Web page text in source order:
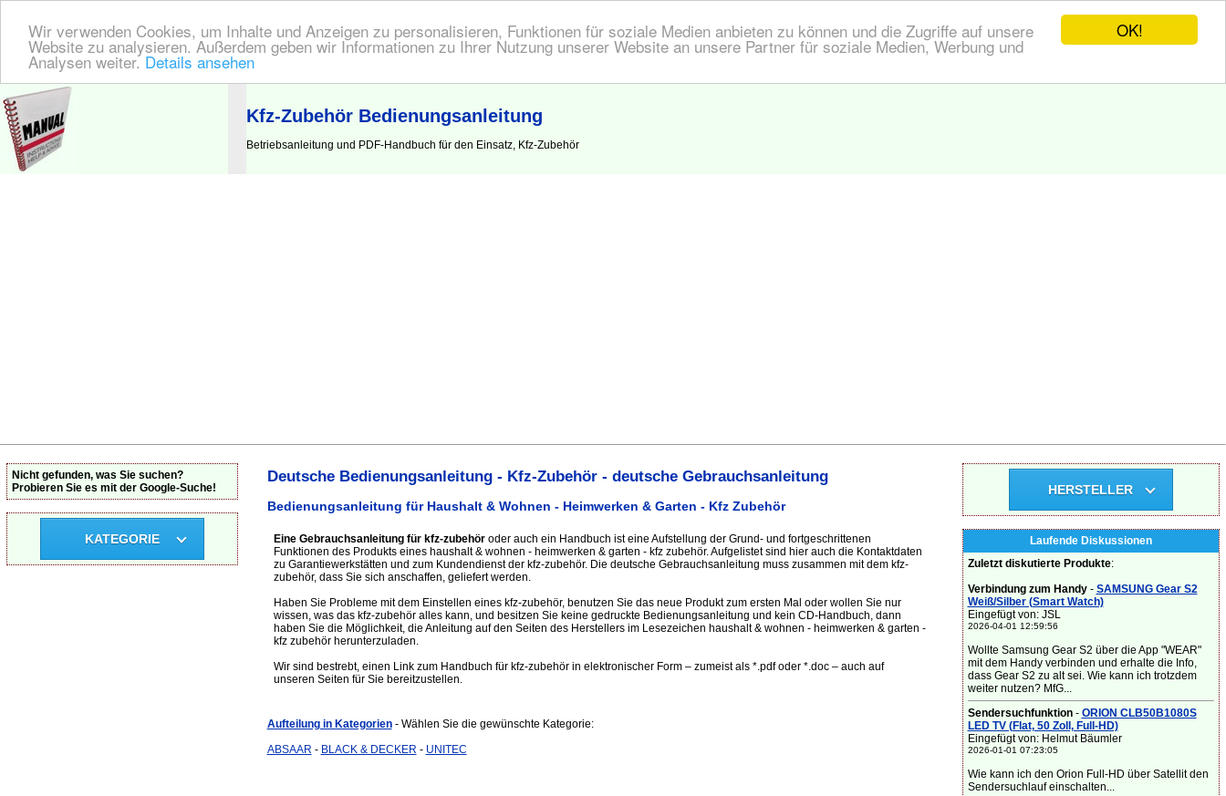
OK!
Wir verwenden Cookies, um Inhalte und Anzeigen zu personalisieren, Funktionen für soziale Medien anbieten zu können und die Zugriffe auf unsere
Website zu analysieren. Außerdem geben wir Informationen zu Ihrer Nutzung unserer Website an unsere Partner für soziale Medien, Werbung und
Analysen weiter. Details ansehen
BEDIENUNGSANLEITUNG | Hier finden Sie die deutsche Anleitung!
Kfz-Zubehör Bedienungsanleitung
Betriebsanleitung und PDF-Handbuch für den Einsatz, Kfz-Zubehör
Deutsche Bedienungsanleitung - Kfz-Zubehör - deutsche Gebrauchsanleitung
Bedienungsanleitung für Haushalt & Wohnen - Heimwerken & Garten - Kfz Zubehör
Eine Gebrauchsanleitung für kfz-zubehöroder auch ein Handbuch ist eine Aufstellung der Grund- und fortgeschrittenen
Funktionen des Produkts eines haushalt & wohnen - heimwerken & garten - kfz zubehör. Aufgelistet sind hier auch die Kontaktdaten
zu Garantiewerkstätten und zum Kundendienst der kfz-zubehör. Die deutsche Gebrauchsanleitung muss zusammen mit dem kfz-
zubehör, dass Sie sich anschaffen, geliefert werden.
Haben Sie Probleme mit dem Einstellen eines kfz-zubehör, benutzen Sie das neue Produkt zum ersten Mal oder wollen Sie nur
wissen, was das kfz-zubehör alles kann, und besitzen Sie keine gedruckte Bedienungsanleitung und kein CD-Handbuch, dann
haben Sie die Möglichkeit, die Anleitung auf den Seiten des Herstellers im Lesezeichen haushalt & wohnen - heimwerken & garten -
kfz zubehör herunterzuladen.
Wir sind bestrebt, einen Link zum Handbuch für kfz-zubehör in elektronischer Form – zumeist als *.pdf oder *.doc – auch auf
unseren Seiten für Sie bereitzustellen.
Aufteilung in Kategorien - Wählen Sie die gewünschte Kategorie:
ABSAAR - BLACK & DECKER - UNITEC
Nicht gefunden, was Sie suchen?
Probieren Sie es mit der Google-Suche!
KATEGORIE
HERSTELLER
Laufende Diskussionen
Zuletzt diskutierte Produkte:
Verbindung zum Handy- SAMSUNG Gear S2
Weiß/Silber (Smart Watch)
Eingefügt von: JSL
2026-04-01 12:59:56
Wollte Samsung Gear S2 über die App "WEAR"
mit dem Handy verbinden und erhalte die Info,
dass Gear S2 zu alt sei. Wie kann ich trotzdem
weiter nutzen? MfG...
Sendersuchfunktion- ORION CLB50B1080S
LED TV (Flat, 50 Zoll, Full-HD)
Eingefügt von: Helmut Bäumler
2026-01-01 07:23:05
Wie kann ich den Orion Full-HD über Satellit den
Sendersuchlauf einschalten...